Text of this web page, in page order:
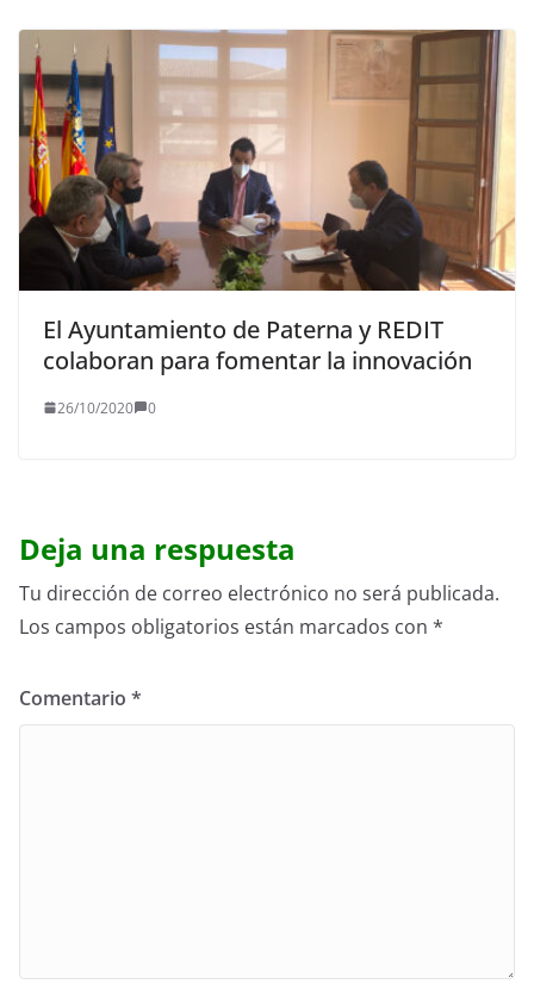
El Ayuntamiento de Paterna y REDIT
colaboran para fomentar la innovación
26/10/2020 0
Deja una respuesta
Tu dirección de correo electrónico no será publicada.
Los campos obligatorios están marcados con *
Comentario *